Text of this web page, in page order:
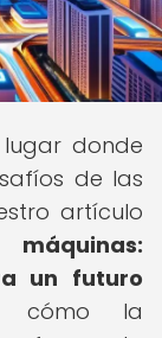
donde
de las
artículo
un futuro
cómo la